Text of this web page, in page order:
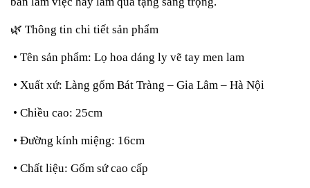
🌿 Thông tin chi tiết sản phẩm
• Tên sản phẩm: Lọ hoa dáng ly vẽ tay men lam
• Xuất xứ: Làng gốm Bát Tràng – Gia Lâm – Hà Nội
• Chiều cao: 25cm
• Đường kính miệng: 16cm
• Chất liệu: Gốm sứ cao cấp